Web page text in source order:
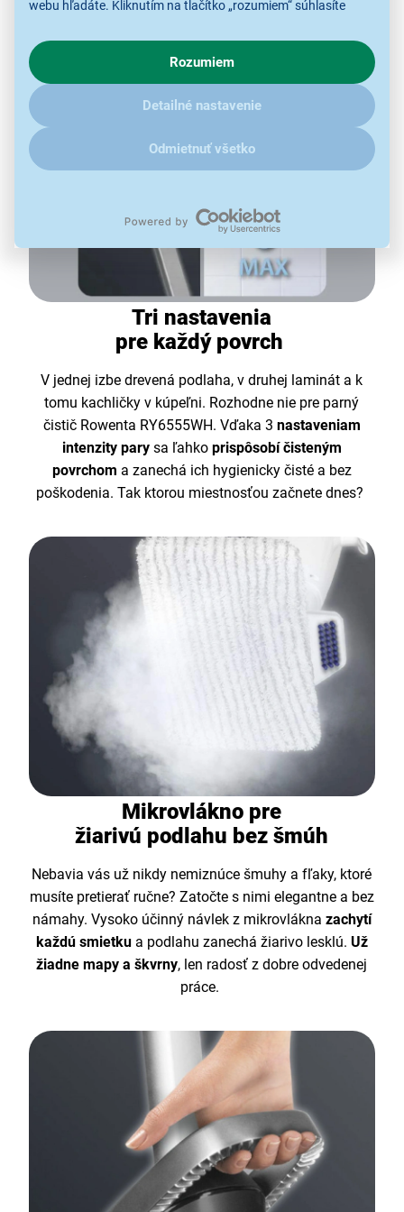
webu hľadáte. Kliknutím na tlačítko „rozumiem“ súhlasíte
o chovaní na webe pre zobrazovaní cielených reklám.
V prípade že vás zaujímajú detaily, ako u nás s cookies a
ďalšími údaji pracujeme, kliknitesem.
Rozumiem
Detailné nastavenie
Odmietnuť všetko
Tri nastavenia
pre každý povrch
V jednej izbe drevená podlaha, v druhej laminát a k
tomu kachličky v kúpeľni. Rozhodne nie pre parný
čistič Rowenta RY6555WH. Vďaka 3 nastaveniam
intenzity parysa ľahko prispôsobí čisteným
povrchom a zanechá ich hygienicky čisté a bez
poškodenia. Tak ktorou miestnosťou začnete dnes?
Mikrovlákno pre
žiarivú podlahu bez šmúh
Nebavia vás už nikdy nemiznúce šmuhy a fľaky, ktoré
musíte pretierať ručne? Zatočte s nimi elegantne a bez
námahy. Vysoko účinný návlek z mikrovlákna zachytí
každú smietku a podlahu zanechá žiarivo lesklú. Už
žiadne mapy a škvrny, len radosť z dobre odvedenej
práce.